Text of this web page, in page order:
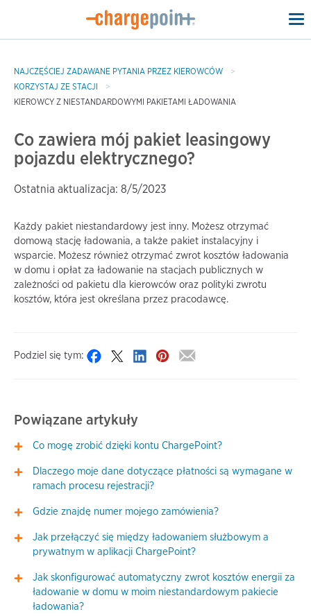
NAJCZĘŚCIEJ ZADAWANE PYTANIA PRZEZ KIEROWCÓW
KORZYSTAJ ZE STACJI
KIEROWCY Z NIESTANDARDOWYMI PAKIETAMI ŁADOWANIA
Co zawiera mój pakiet leasingowy
pojazdu elektrycznego?
Ostatnia aktualizacja: 8/5/2023
Każdy pakiet niestandardowy jest inny. Możesz otrzymać
domową stację ładowania, a także pakiet instalacyjny i
wsparcie. Możesz również otrzymać zwrot kosztów ładowania
w domu i opłat za ładowanie na stacjach publicznych w
zależności od pakietu dla kierowców oraz polityki zwrotu
kosztów, która jest określana przez pracodawcę.
Podziel się tym:
Powiązane artykuły
Co mogę zrobić dzięki kontu ChargePoint?
Dlaczego moje dane dotyczące płatności są wymagane w
ramach procesu rejestracji?
Gdzie znajdę numer mojego zamówienia?
Jak przełączyć się między ładowaniem służbowym a
prywatnym w aplikacji ChargePoint?
Jak skonfigurować automatyczny zwrot kosztów energii za
ładowanie w domu w moim niestandardowym pakiecie
ładowania?